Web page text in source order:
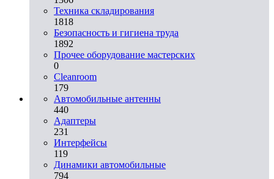
Техника складирования
1818
Безопасность и гигиена труда
1892
Прочее оборудование мастерских
0
Cleanroom
179
Автомобильные антенны
440
Адаптеры
231
Интерфейсы
119
Динамики автомобильные
794